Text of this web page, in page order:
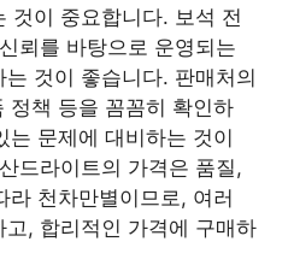
것이 중요합니다. 보석 전
뢰를 바탕으로 운영되는
것이 좋습니다. 판매처의
정책 등을 꼼꼼히 확인하
는 문제에 대비하는 것이
드라이트의 가격은 품질,
라 천차만별이므로, 여러
, 합리적인 가격에 구매하